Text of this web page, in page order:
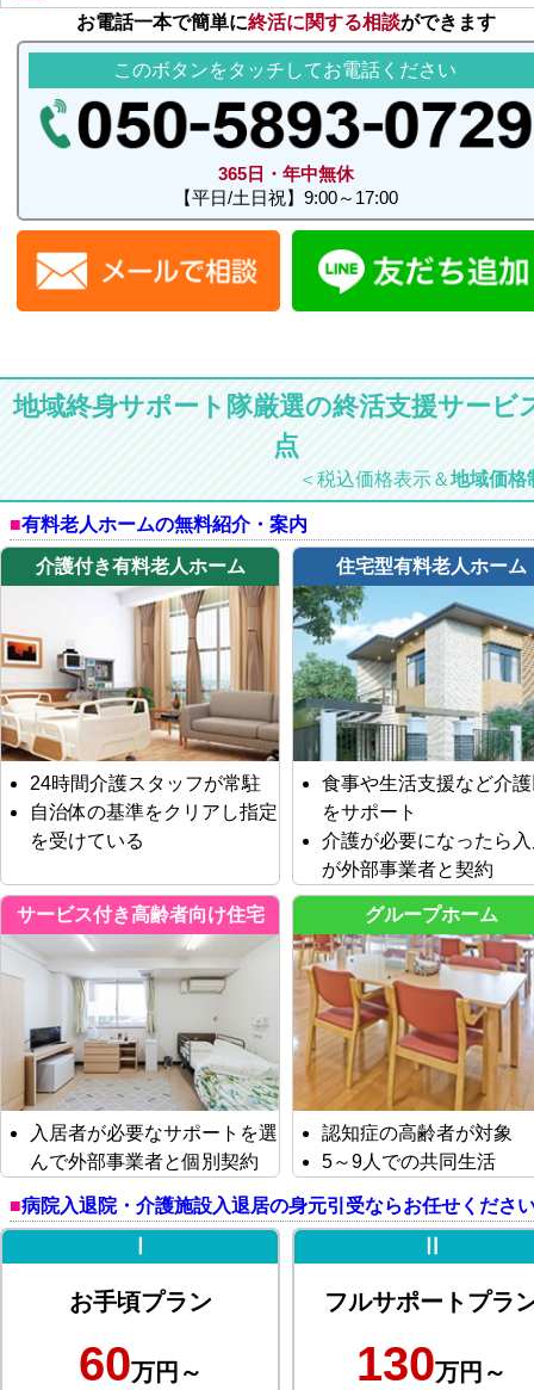
お電話一本で簡単に終活に関する相談ができます
このボタンをタッチしてお電話ください
365日・年中無休
【平日/土日祝】9:00～17:00
地域終身サポート隊厳選の終活支援サービ
点
＜税込価格表示＆地域価格
有料老人ホームの無料紹介・案内
介護付き有料老人ホーム
24時間介護スタッフが常駐
自治体の基準をクリアし指定
を受けている
住宅型有料老人ホーム
食事や生活支援など介
をサポート
介護が必要になったら
が外部事業者と契約
サービス付き高齢者向け住宅
入居者が必要なサポートを選
んで外部事業者と個別契約
グループホーム
認知症の高齢者が対象
5～9人での共同生活
病院入退院・介護施設入退居の身元引受ならお任せくださ
お手頃プラン
60万円～
フルサポートプラ
130万円～